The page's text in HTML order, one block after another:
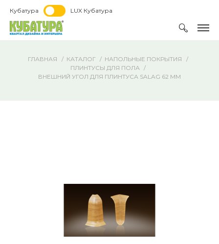
Кубатура LUX Кубатура
ГЛАВНАЯ КАТАЛОГ
НАПОЛЬНЫЕ ПОКРЫТИЯ
ПЛИНТУСЫ ДЛЯ ПОЛА
ВНЕШНИЙ УГОЛ ДЛЯ ПЛИНТУСА SALAG 62 ММ